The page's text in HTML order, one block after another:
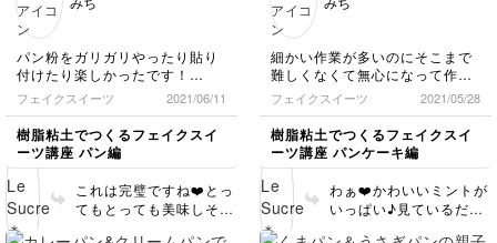
まってしまったので、調整が難
しかったですが、たれ具合は何
とか出せたかなと思います。
璧です♪ペロっとしたく
美味しそうに作ってくだ
さって、ありがとうござ
いました！！💕
メロンパンはお気に入り！
軽にできますしね。 パ
と色味が分からないの
で、少量作ってみて、色
を確かめてから正式に作
り始めるといいと思いま
す。お好みですが、緑に
少し黄土色を混ぜると良
い感じになりますので試
してみてくださいね😊
今回も美味しそうに作っ
てくださってありがとう
ございました✨✨
パン粉をガリガリやったり貼り
付けたり楽しかったです！
ニスが完全に乾き切る前に塗り
だしてしまったんだと思います
が、乾くまで少しべたつきまし
た。
クリームパンは、一回作ったの
ですが、ラインを入れたところ
も反対もかくばってしまったた
め、2度目の作成です。滑らか
な曲線にしつつも、丸々としな
フェイクスイーツ 2021/06/11
樹脂粘土でつくるフェイクスイ
ーツ講座 パン編
これは完璧ですね❤️とっ
てもとっても美味しそう
細かい作業が多いのにそこまで
難しくなくて無心になって作っ
てしまいました。
細工棒が無く代わりに安全ピン
の棒の部分を使ってやりまし
た。力が入りすぎたのかちょっ
とチリチリなミントになりまし
た。
最初の色付けで乾燥後も思った
より色が出てこなかったので残
りの生地に色を足していくつか
フェイクスイーツ 2021/05/28
樹脂粘土でつくるフェイクスイ
ーツ講座 パンケーキ編
わぁ❤️かわいいミントが
いっぱい♪見ているだけ